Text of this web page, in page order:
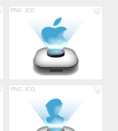
PNG ICO
PNG ICO